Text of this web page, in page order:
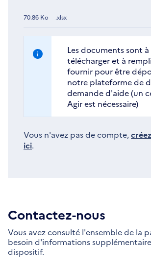
70.86 Ko .xlsx
Les documents sont à
télécharger et à
fournir pour être
notre plateforme de
demande d'aide (un
Agir est nécessaire)
Vous n'avez pas de compte,
ici.
Contactez-nous
Vous avez consulté l'ensemble de la
besoin d'informations
dispositif.